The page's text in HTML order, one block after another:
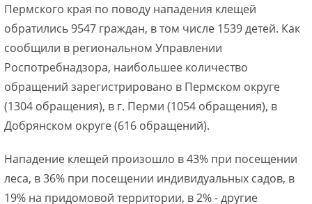
Пермского края по поводу нападения клещей
обратились 9547 граждан, в том числе 1539 детей. Как
сообщили в региональном Управлении
Роспотребнадзора, наибольшее количество
обращений зарегистрировано в Пермском округе
(1304 обращения), в г. Перми (1054 обращения), в
Добрянском округе (616 обращений).
Нападение клещей произошло в 43% при посещении
леса, в 36% при посещении индивидуальных садов, в
19% на придомовой территории, в 2% - другие